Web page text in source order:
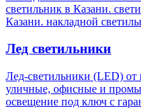
светильник в Казани.
Казани. накладной
Лед светильники
Лед-светильники (LED) от
уличные, офисные и
освещение под ключ с